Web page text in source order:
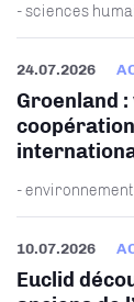
- sciences
24.07.2026
Groenland
- environnement
10.07.2026
Euclid